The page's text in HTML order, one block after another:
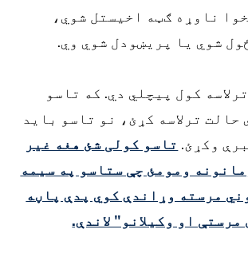
ناوړه ګټه اخیستل شوي،
یا پریښودل شوي وي.
کول پیچلي دي. که تاسو
ترلاسه کړئ، نو تاسو باید
وکړئ.تاسو کولی شئ هغه غیر
ومومئ چې ستاسو په سیمه
وړاندې کوي پدې پاڼه
او وکیلانو" لاندې.